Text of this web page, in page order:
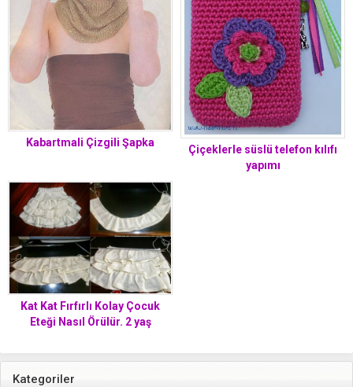
Kabartmali Çizgili Şapka
Çiçeklerle süslü telefon kılıfı
yapımı
Kat Kat Fırfırlı Kolay Çocuk
Eteği Nasıl Örülür. 2 yaş
Kategoriler